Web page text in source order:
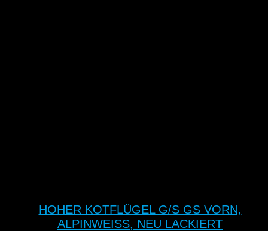
HOHER KOTFLÜGEL G/S GS VORN,
ALPINWEISS, NEU LACKIERT